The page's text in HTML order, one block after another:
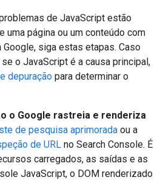
de JavaScript estão
uma página ou um conteúdo com
siga estas etapas. Caso
o JavaScript é a causa principal,
depuração para determinar o
o Google rastreia e renderiza
de pesquisa aprimorada ou a
de URL no Search Console. É
carregados, as saídas e as
JavaScript, o DOM renderizado